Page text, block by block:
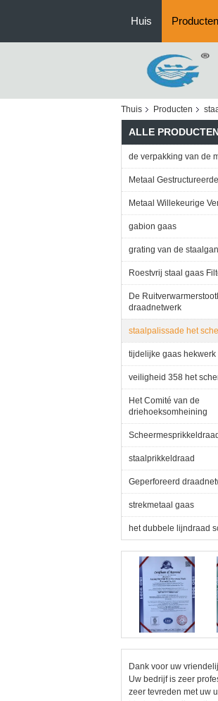
Huis Producten
Thuis Producten
ALLE
de verpakking van de
Metaal
Metaal Willekeurige
gabion gaas
grating van de
Roestvrij staal gaas
De
draadnetwerk
staalpalissade het
tijdelijke gaas hekwerk
veiligheid 358 het
Het Comité van de
driehoeksomheining
Scheermesprikkeldraad
staalprikkeldraad
Geperforeerd
strekmetaal gaas
het dubbele lijndraad
Dank voor uw
Uw bedrijf is zeer
zeer tevreden met uw